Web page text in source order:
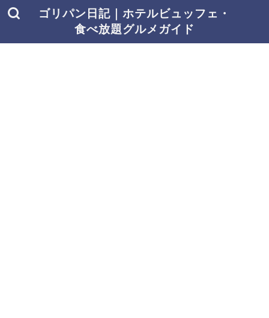
ゴリパン日記｜ホテルビュッフェ・
食べ放題グルメガイド